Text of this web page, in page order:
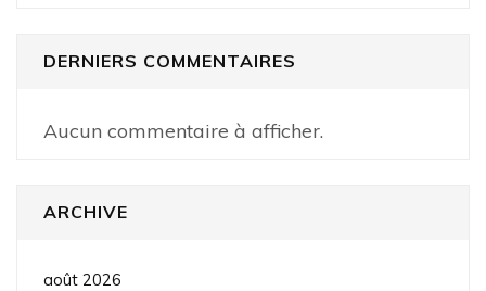
DERNIERS COMMENTAIRES
Aucun commentaire à afficher.
ARCHIVE
août 2026